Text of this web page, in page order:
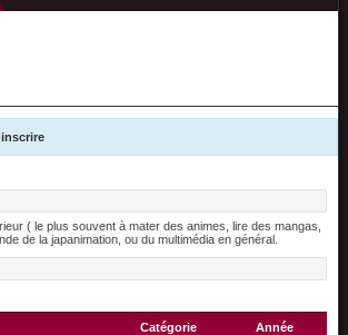
( le plus souvent à mater des animes, lire des mangas,
de la japanimation, ou du multimédia en général.
Catégorie Année